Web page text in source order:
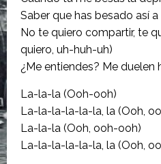
Saber que has besado así
No te quiero compartir, te
quiero, uh-huh-uh)
¿Me entiendes? Me duelen
La-la-la (Ooh-ooh)
La-la-la-la-la-la, la (Ooh,
La-la-la (Ooh, ooh-ooh)
La-la-la-la-la-la, la (Ooh,